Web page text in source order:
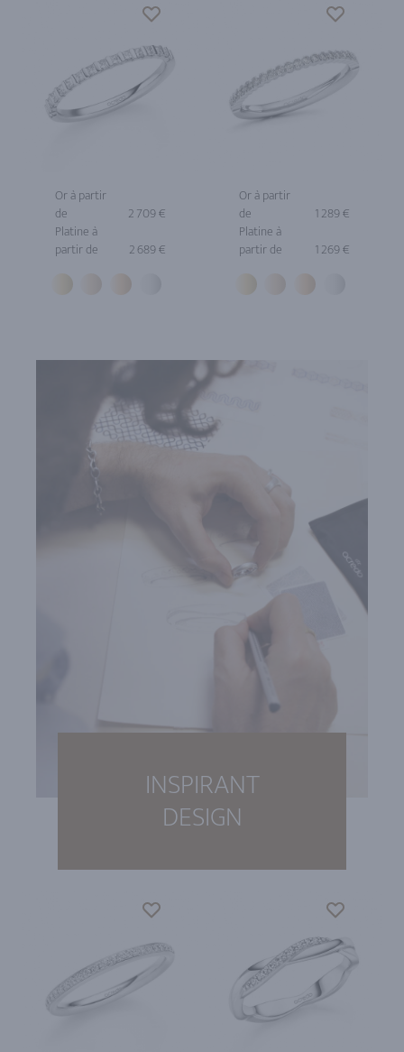
Or à partir
de
2 709 €
Platine à
partir de
2 689 €
Or à partir
de
1 289 €
Platine à
partir de
1 269 €
INSPIRANT
DESIGN